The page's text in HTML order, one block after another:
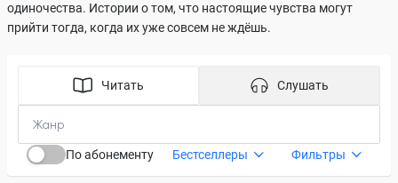
одиночества. Истории о том, что настоящие чувства могут
прийти тогда, когда их уже совсем не ждёшь.
Читать Слушать
По абонементу Бестселлеры Фильтры